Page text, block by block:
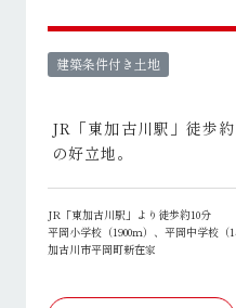
建築条件付き土地
JR「東加古川駅」徒歩
の好立地。
JR「東加古川駅」より徒歩約10分
平岡小学校（1900ｍ）、平岡中学校（
加古川市平岡町新在家